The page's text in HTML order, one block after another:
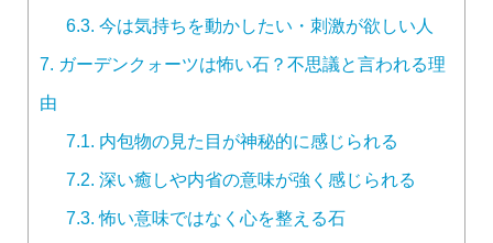
6.3. 今は気持ちを動かしたい・刺激が欲しい人
7. ガーデンクォーツは怖い石？不思議と言われる理
由
7.1. 内包物の見た目が神秘的に感じられる
7.2. 深い癒しや内省の意味が強く感じられる
7.3. 怖い意味ではなく心を整える石